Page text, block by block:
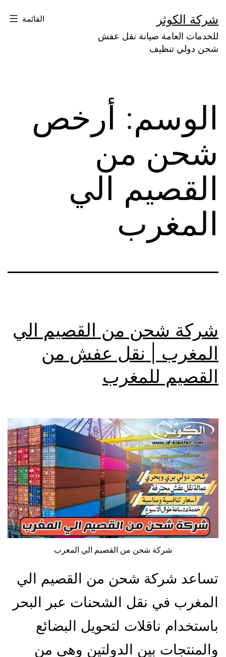
إلى
المحتوى
شركة الكوثر
للخدمات العامة صيانة نقل عفش
شحن دولي تنظيف
القائمة
الوسم: أرخص
شحن من
القصيم الي
المغرب
شركة شحن من القصيم الي
المغرب | نقل عفش من
القصيم للمغرب
شركة شحن من القصيم الي المغرب
تساعد شركة شحن من القصيم الي
المغرب في نقل الشحنات عبر البحر
باستخدام ناقلات لتحويل البضائع
والمنتجات بين الدولتين وهي من